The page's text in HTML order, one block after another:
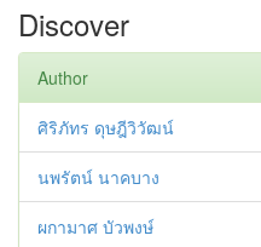
Discover
Author
ศิริภัทร ดุษฎีวิวัฒน์
นพรัตน์ นาคบาง
ผกามาศ บัวพงษ์